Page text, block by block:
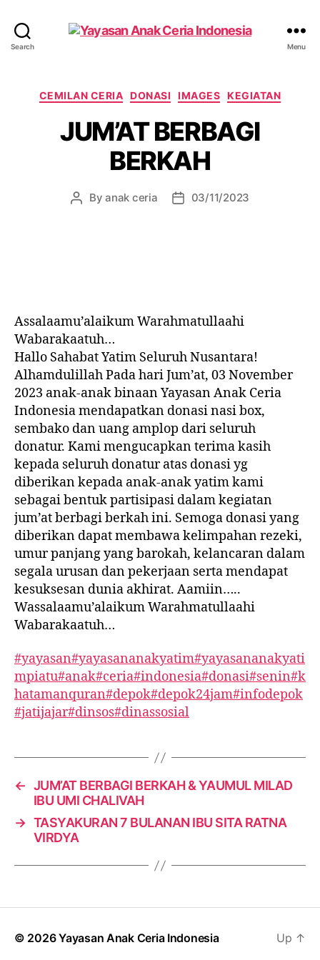
Search
Indonesia
Menu
Categories
CEMILAN CERIA DONASI IMAGES KEGIATAN
JUM’AT BERBAGI
BERKAH
PostByanak ceria
Post03/11/2023
Assalaamu’alaikum Warahmatullaahi
Wabarakaatuh…
Hallo Sahabat Yatim Seluruh Nusantara!
Alhamdulillah Pada hari Jum’at, 03 November
2023 anak-anak binaan Yayasan Anak Ceria
Indonesia mendapatkan donasi nasi box,
sembako dan uang amplop dari seluruh
donatur. Kami mengucapkan terima kasih
kepada seluruh donatur atas donasi yg
diberikan kepada anak-anak yatim kami
sebagai bentuk partisipasi dalam kegiatan
jum’at berbagi berkah ini. Semoga donasi yang
diberikan dapat membawa kelimpahan rezeki,
umur panjang yang barokah, kelancaran dalam
segala urusan dan pekerjaan serta mendapat
kesuksesan dunia akhirat. Aamiin…..
Wassalaamu’alaikum Warahmatullaahi
Wabarakaatuh…
#yayasan#yayasananakyatim#yayasananakyati
mpiatu#anak#ceria#indonesia#donasi#senin#k
hatamanquran#depok#depok24jam#infodepok
#jatijajar#dinsos#dinassosial
← JUM’AT BERBAGI BERKAH & YAUMUL MILAD
IBU UMI CHALIVAH
→ TASYAKURAN 7 BULANAN IBU SITA RATNA
VIRDYA
© 2026Yayasan Anak Ceria Indonesia Up ↑